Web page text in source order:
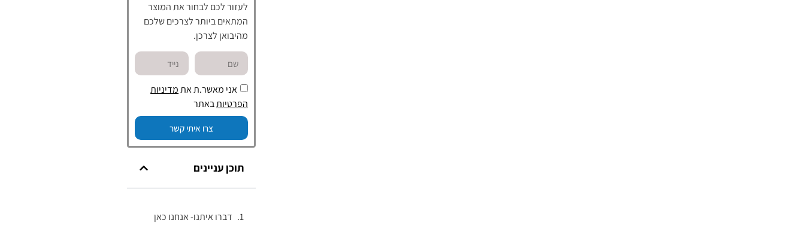
לעזור לכם לבחור את המוצר
המתאים ביותר לצרכים שלכם
מהיבואן לצרכן.
אני מאשר.ת אתמדיניות
הפרטיותבאתר
צרו איתי קשר
תוכן עניינים
דברו איתנו- אנחנו כאן